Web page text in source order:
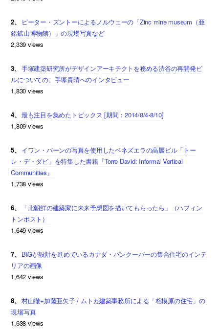
2、
ピーター・ズントーによるノルウェーの「Zinc mine museum（亜
鉛鉱山博物館）」の現場写真など
2,339 views
3、
手塚建築研究所がデザインアーキテクトを務める渋谷の再開発ビ
ルについての、手塚貴晴へのインタビュー
1,830 views
4、
最も注目を集めたトピックス [期間：2014/8/4-8/10]
1,809 views
5、
イワン・バーンの写真を使用したベネズエラの高層ビル「トー
レ・デ・ダビ」を特集した書籍『Torre David: Informal Vertical
Communities』
1,738 views
6、
「北朝鮮の建築家に未来予想図を描いてもらったら」（ハフィン
トンポスト）
1,649 views
7、
BIGが設計を進めているカナダ・バンクーバーの集合住宅のインテ
リアの画像
1,642 views
8、
村山徹+加藤亜矢子 / ムトカ建築事務所による「相模原の住宅」の
現場写真
1,638 views